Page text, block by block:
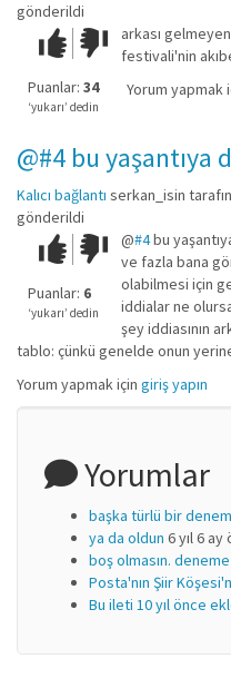
gönderildi
Çok iyi!O
kadar
iyi
değil!
Puanlar: 34
‘yukarı’ dedin
arkası
festivali'nin
Yorum yapmak
@#4 bu yaşantıya
Kalıcı bağlantı serkan_isin
gönderildi
Çok iyi!O
kadar
iyi
değil!
Puanlar: 6
‘yukarı’ dedin
@#4bu
ve fazla bana
olabilmesi için
iddialar ne
şey iddiasının
tablo: çünkü genelde onun
Yorum yapmak için giriş yapın
Yorumlar
başka türlü bir
ya da oldun 6 yıl 6 ay
boş olmasın. deneme
Posta'nın Şiir
Bu ileti 10 yıl önce